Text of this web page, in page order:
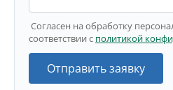
Согласен на обработку
соответствии с политикой
Отправить заявку